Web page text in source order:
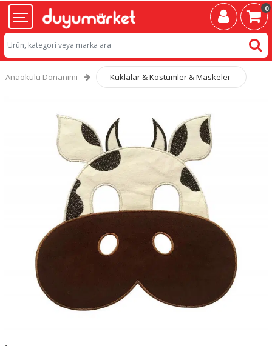
0
Anaokulu Donanımı Kuklalar & Kostümler & Maskeler